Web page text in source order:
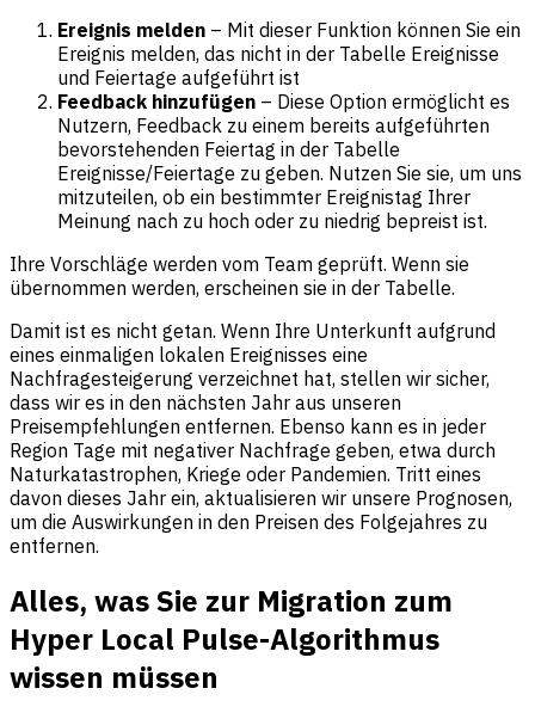
Ereignis melden – Mit dieser Funktion können Sie ein
Ereignis melden, das nicht in der Tabelle Ereignisse
und Feiertage aufgeführt ist
Feedback hinzufügen – Diese Option ermöglicht es
Nutzern, Feedback zu einem bereits aufgeführten
bevorstehenden Feiertag in der Tabelle
Ereignisse/Feiertage zu geben. Nutzen Sie sie, um uns
mitzuteilen, ob ein bestimmter Ereignistag Ihrer
Meinung nach zu hoch oder zu niedrig bepreist ist.
Ihre Vorschläge werden vom Team geprüft. Wenn sie
übernommen werden, erscheinen sie in der Tabelle.
Damit ist es nicht getan. Wenn Ihre Unterkunft aufgrund
eines einmaligen lokalen Ereignisses eine
Nachfragesteigerung verzeichnet hat, stellen wir sicher,
dass wir es in den nächsten Jahr aus unseren
Preisempfehlungen entfernen. Ebenso kann es in jeder
Region Tage mit negativer Nachfrage geben, etwa durch
Naturkatastrophen, Kriege oder Pandemien. Tritt eines
davon dieses Jahr ein, aktualisieren wir unsere Prognosen,
um die Auswirkungen in den Preisen des Folgejahres zu
entfernen.
Alles, was Sie zur Migration zum
Hyper Local Pulse-Algorithmus
wissen müssen